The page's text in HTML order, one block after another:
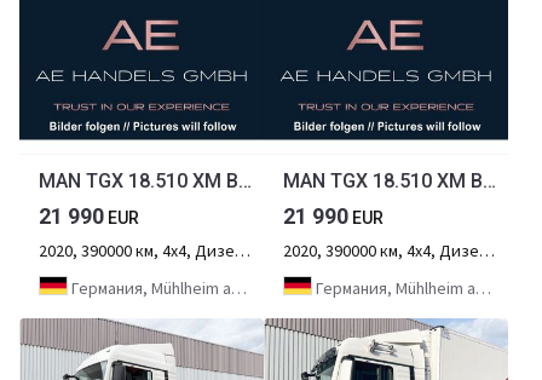
MAN TGX 18.510 XM BL 4x4 *Retarder/2-Kreis-Hydraulik
21 990 EUR
2020, 390000 км, 4х4, Дизель, 2-осный
Германия, Mühlheim am Main
MAN TGX 18.510 XM BL 4x4 *Retarder/2-Kreis-Hydraulik
21 990 EUR
2020, 390000 км, 4х4, Дизель, 2-осный
Германия, Mühlheim am Main